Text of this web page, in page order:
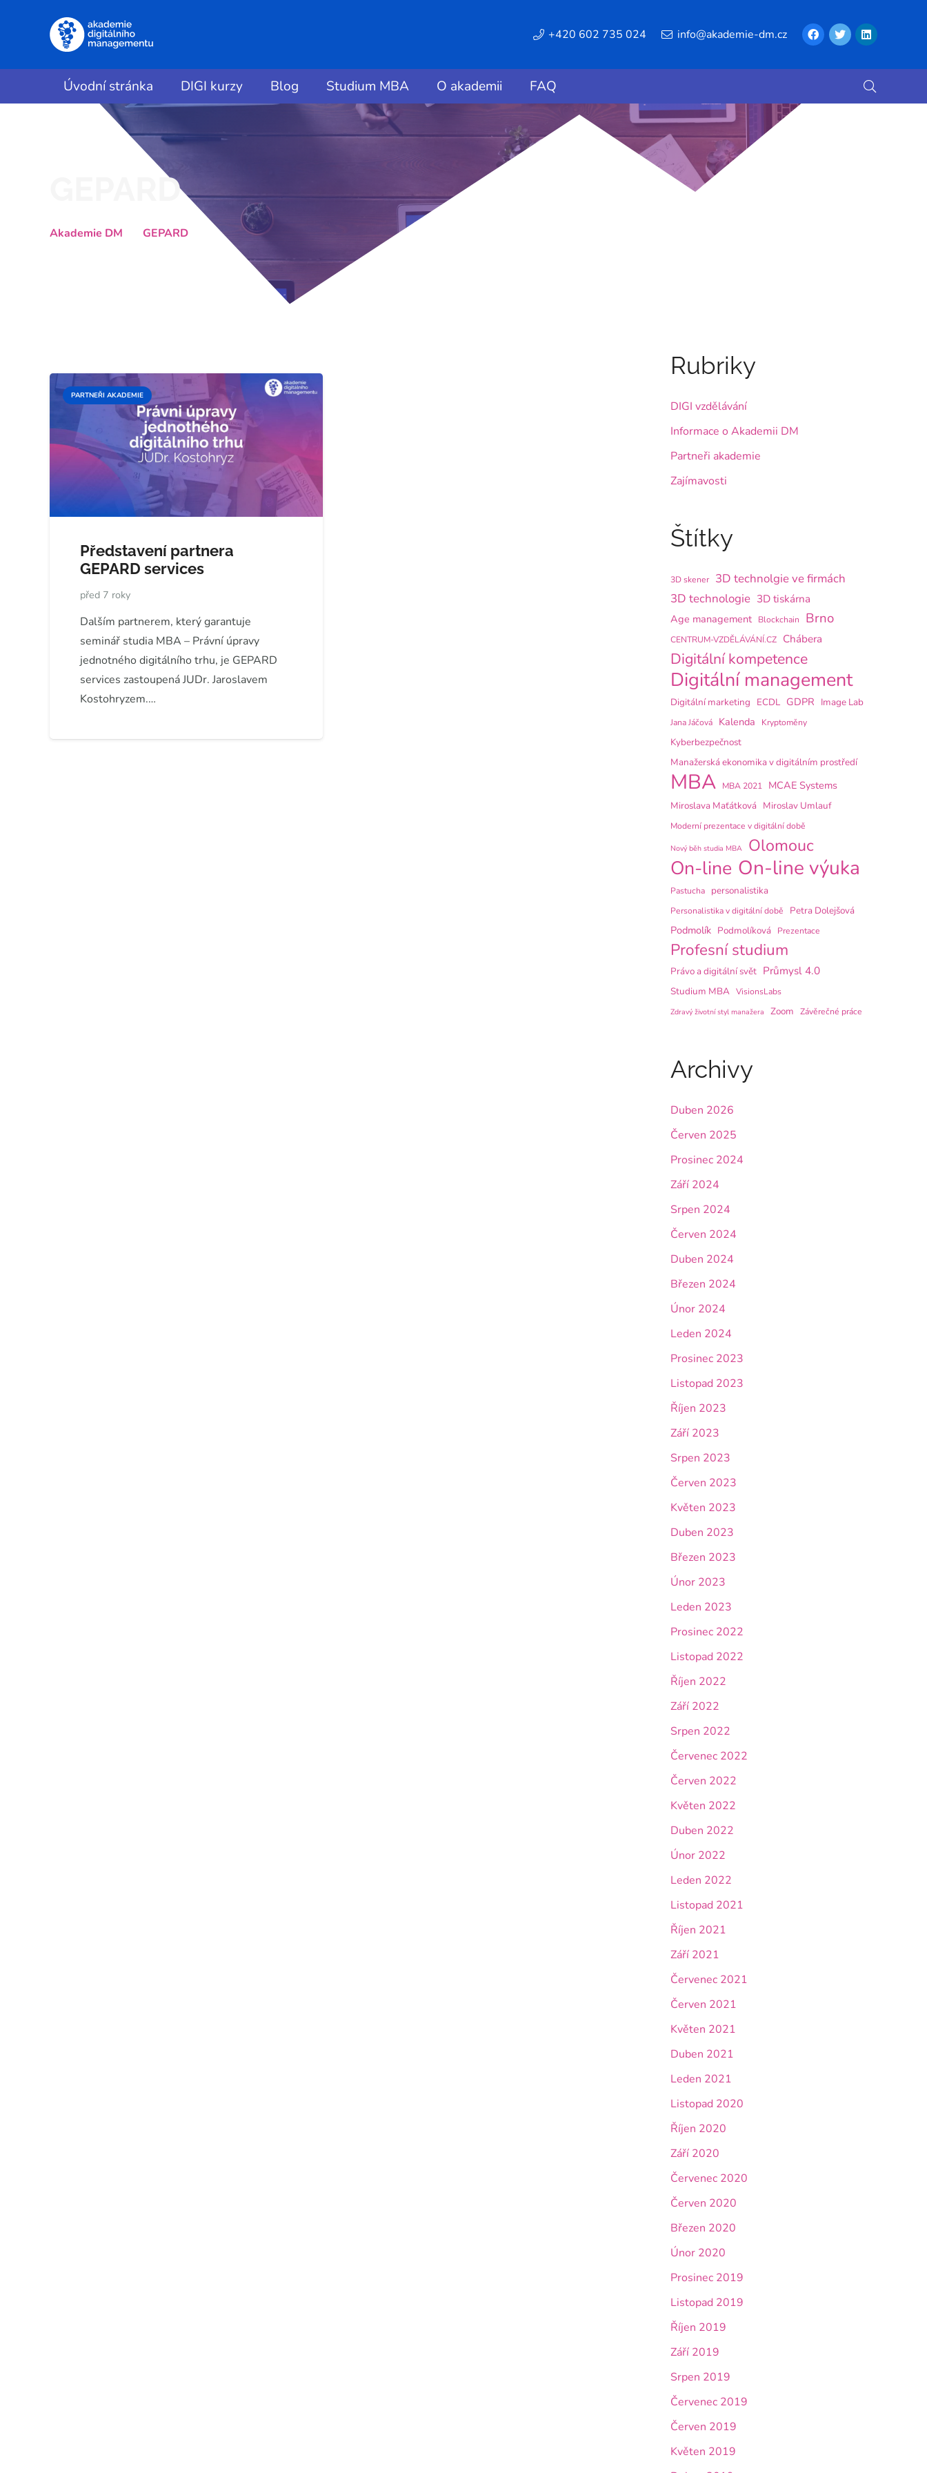
+420 602 735 024 info@akademie-dm.cz
Úvodní stránka DIGI kurzy Blog Studium MBA O akademii FAQ
GEPARD
Akademie DM GEPARD
PARTNEŘI AKADEMIE
Představení partnera
GEPARD services
před 7 roky
Dalším partnerem, který garantuje
seminář studia MBA – Právní úpravy
jednotného digitálního trhu, je GEPARD
services zastoupená JUDr. Jaroslavem
Kostohryzem.…
Rubriky
DIGI vzdělávání
Informace o Akademii DM
Partneři akademie
Zajímavosti
Štítky
3D skener
3D technolgie ve firmách
3D technologie 3D tiskárna
Age management
Blockchain Brno
CENTRUM-VZDĚLÁVÁNÍ.CZ Chábera
Digitální kompetence
Digitální management
Digitální marketing ECDL GDPR Image Lab
Jana Jáčová Kalenda Kryptoměny
Kyberbezpečnost
Manažerská ekonomika v digitálním prostředí
MBA MBA 2021 MCAE Systems
Miroslava Maťátková Miroslav Umlauf
Moderní prezentace v digitální době
Nový běh studia MBA Olomouc
On-line On-line výuka
Pastucha personalistika
Personalistika v digitální době Petra Dolejšová
Podmolík Podmolíková Prezentace
Profesní studium
Právo a digitální svět Průmysl 4.0
Studium MBA VisionsLabs
Zdravý životní styl manažera Zoom Závěrečné práce
Archivy
Duben 2026
Červen 2025
Prosinec 2024
Září 2024
Srpen 2024
Červen 2024
Duben 2024
Březen 2024
Únor 2024
Leden 2024
Prosinec 2023
Listopad 2023
Říjen 2023
Září 2023
Srpen 2023
Červen 2023
Květen 2023
Duben 2023
Březen 2023
Únor 2023
Leden 2023
Prosinec 2022
Listopad 2022
Říjen 2022
Září 2022
Srpen 2022
Červenec 2022
Červen 2022
Květen 2022
Duben 2022
Únor 2022
Leden 2022
Listopad 2021
Říjen 2021
Září 2021
Červenec 2021
Červen 2021
Květen 2021
Duben 2021
Leden 2021
Listopad 2020
Říjen 2020
Září 2020
Červenec 2020
Červen 2020
Březen 2020
Únor 2020
Prosinec 2019
Listopad 2019
Říjen 2019
Září 2019
Srpen 2019
Červenec 2019
Červen 2019
Květen 2019